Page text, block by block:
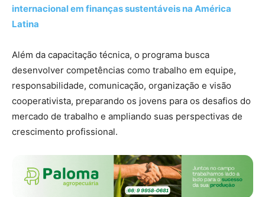
internacional em finanças sustentáveis na América
Latina
Além da capacitação técnica, o programa busca
desenvolver competências como trabalho em equipe,
responsabilidade, comunicação, organização e visão
cooperativista, preparando os jovens para os desafios do
mercado de trabalho e ampliando suas perspectivas de
crescimento profissional.